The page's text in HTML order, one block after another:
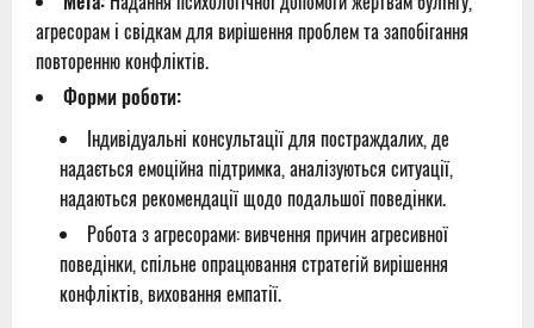
агресорам і свідкам для вирішення проблем та запобігання
повторенню конфліктів.
Форми роботи:
Індивідуальні консультації для постраждалих, де
надається емоційна підтримка, аналізуються ситуації,
надаються рекомендації щодо подальшої поведінки.
Робота з агресорами: вивчення причин агресивної
поведінки, спільне опрацювання стратегій вирішення
конфліктів, виховання емпатії.